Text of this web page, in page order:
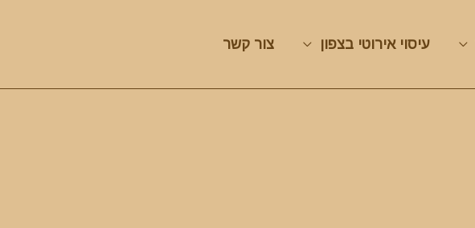
עיסוי אירוטי בצפון צור קשר